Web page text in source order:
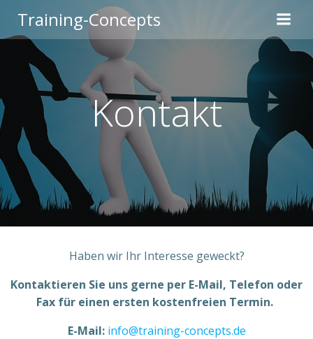
Inhalt
springen
Training-Concepts
Kontakt
Haben wir Ihr Interesse geweckt?
Kontaktieren Sie uns gerne per E-Mail, Telefon oder
Fax für einen ersten kostenfreien Termin.
E-Mail: info@training-concepts.de